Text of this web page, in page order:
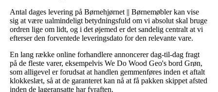
Antal dages levering på Børnehjørnet || Børnemøbler kan vise
sig at være ualmindeligt betydningsfuld om vi absolut skal bruge
ordren lige om lidt, og i det øjemed er det sandelig centralt at vi
efterser den forventede leveringsdato for den relevante vare.
En lang række online forhandlere annoncerer dag-til-dag fragt
på de fleste varer, eksempelvis We Do Wood Geo's bord Grøn,
som alligevel er forudsat at handlen gemmenføres inden et aftalt
klokkeslæt, så at de garanteret kan nå at få pakken skippet afsted
inden de lageransatte har fyraften.